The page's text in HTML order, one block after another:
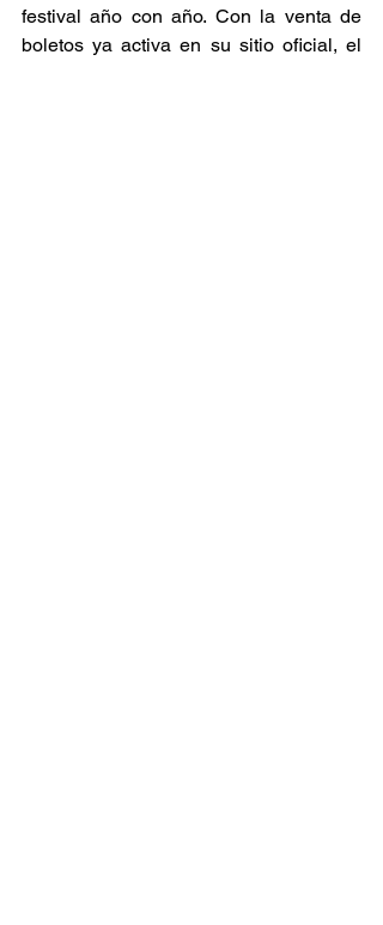
festival año con año. Con la venta de
boletos ya activa en su sitio oficial, el